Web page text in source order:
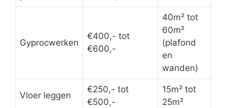
Gyprocwerken
€400,- tot
€600,-
40m² tot
60m²
(plafond
en
wanden)
Vloer leggen
€250,- tot
€500,-
15m² tot
25m²